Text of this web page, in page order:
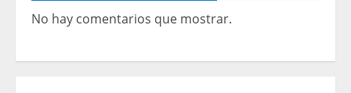
No hay comentarios que mostrar.